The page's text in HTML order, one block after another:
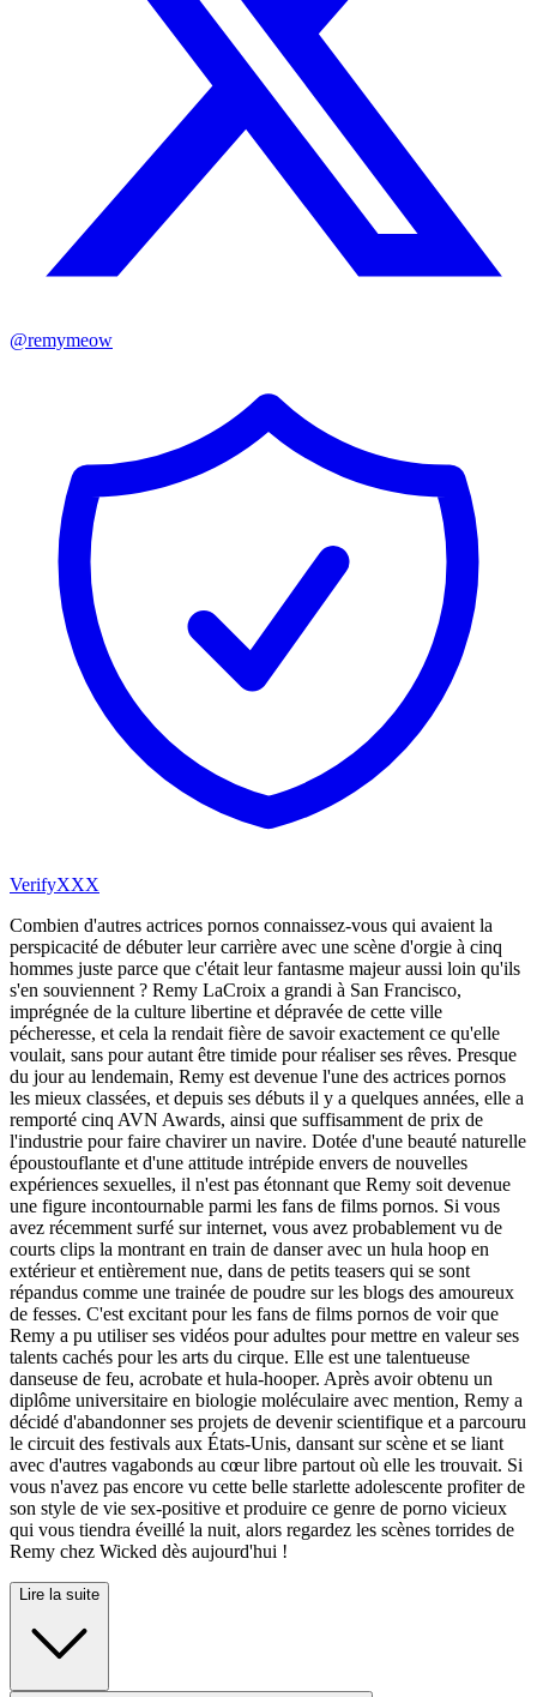
@remymeow
VerifyXXX
Combien d'autres actrices pornos connaissez-vous qui avaient la
perspicacité de débuter leur carrière avec une scène d'orgie à cinq
hommes juste parce que c'était leur fantasme majeur aussi loin qu'ils
s'en souviennent ? Remy LaCroix a grandi à San Francisco,
imprégnée de la culture libertine et dépravée de cette ville
pécheresse, et cela la rendait fière de savoir exactement ce qu'elle
voulait, sans pour autant être timide pour réaliser ses rêves. Presque
du jour au lendemain, Remy est devenue l'une des actrices pornos
les mieux classées, et depuis ses débuts il y a quelques années, elle a
remporté cinq AVN Awards, ainsi que suffisamment de prix de
l'industrie pour faire chavirer un navire. Dotée d'une beauté naturelle
époustouflante et d'une attitude intrépide envers de nouvelles
expériences sexuelles, il n'est pas étonnant que Remy soit devenue
une figure incontournable parmi les fans de films pornos. Si vous
avez récemment surfé sur internet, vous avez probablement vu de
courts clips la montrant en train de danser avec un hula hoop en
extérieur et entièrement nue, dans de petits teasers qui se sont
répandus comme une trainée de poudre sur les blogs des amoureux
de fesses. C'est excitant pour les fans de films pornos de voir que
Remy a pu utiliser ses vidéos pour adultes pour mettre en valeur ses
talents cachés pour les arts du cirque. Elle est une talentueuse
danseuse de feu, acrobate et hula-hooper. Après avoir obtenu un
diplôme universitaire en biologie moléculaire avec mention, Remy a
décidé d'abandonner ses projets de devenir scientifique et a parcouru
le circuit des festivals aux États-Unis, dansant sur scène et se liant
avec d'autres vagabonds au cœur libre partout où elle les trouvait. Si
vous n'avez pas encore vu cette belle starlette adolescente profiter de
son style de vie sex-positive et produire ce genre de porno vicieux
qui vous tiendra éveillé la nuit, alors regardez les scènes torrides de
Remy chez Wicked dès aujourd'hui !
Lire la suite